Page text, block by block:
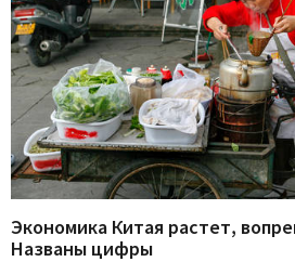
Экономика Китая растет,
Названы цифры